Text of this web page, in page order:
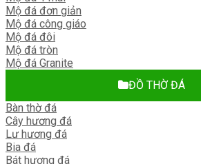
Mộ đá đơn giản
Mộ đá công giáo
Mộ đá đôi
Mộ đá tròn
Mộ đá Granite
ĐỒ THỜ ĐÁ
Bàn thờ đá
Cây hương đá
Lư hương đá
Bia đá
Bát hương đá